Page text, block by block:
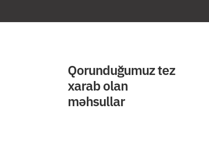
Qorunduğumuz tez
xarab olan
məhsullar